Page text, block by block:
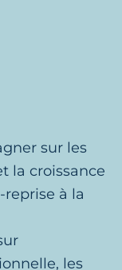
sur les
la croissance
à la
les